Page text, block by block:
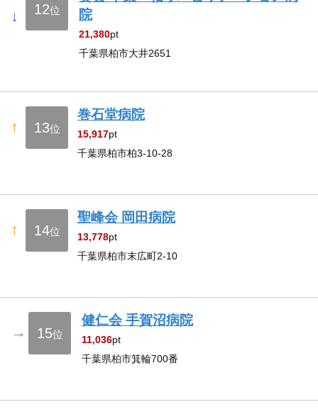
↓ 12位
院
21,380pt
千葉県柏市大井2651
↑ 13位
巻石堂病院
15,917pt
千葉県柏市柏3-10-28
↑ 14位
聖峰会 岡田病院
13,778pt
千葉県柏市末広町2-10
→ 15位
健仁会 手賀沼病院
11,036pt
千葉県柏市箕輪700番